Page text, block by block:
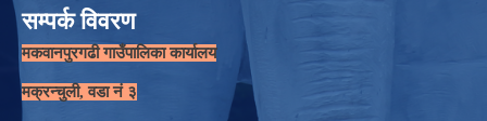
सम्पर्क विवरण
मकवानपुरगढी गाउँपालिका कार्यालय
मक्रन्चुली, वडा नं ३